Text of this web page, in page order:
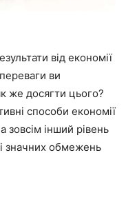
від економії
ви
же досягти цього?
способи економії
зовсім інший рівень
значних обмежень